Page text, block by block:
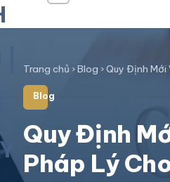
Trang chủ ›Blog ›Quy Định Mới
Blog
Quy Định
Pháp Lý